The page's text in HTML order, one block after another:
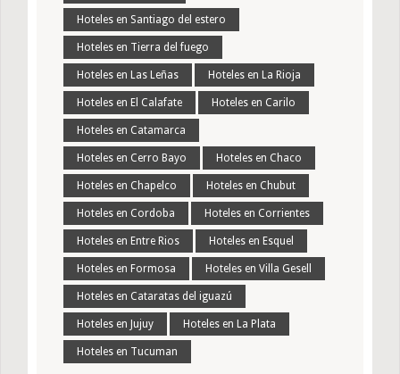
Hoteles en Santiago del estero
Hoteles en Tierra del fuego
Hoteles en Las Leñas Hoteles en La Rioja
Hoteles en El Calafate Hoteles en Carilo
Hoteles en Catamarca
Hoteles en Cerro Bayo Hoteles en Chaco
Hoteles en Chapelco Hoteles en Chubut
Hoteles en Cordoba Hoteles en Corrientes
Hoteles en Entre Rios Hoteles en Esquel
Hoteles en Formosa Hoteles en Villa Gesell
Hoteles en Cataratas del iguazú
Hoteles en Jujuy Hoteles en La Plata
Hoteles en Tucuman